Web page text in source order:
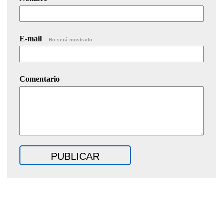
E-mail No será mostrado.
Comentario